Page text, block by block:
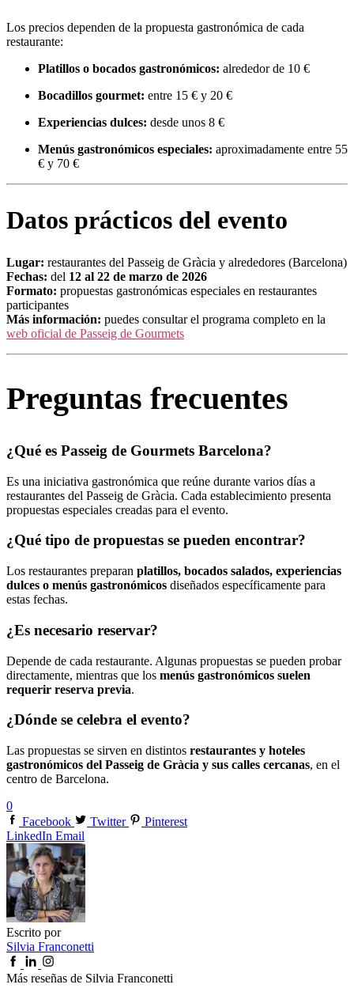
Los precios dependen de la propuesta gastronómica de cada
restaurante:
Platillos o bocados gastronómicos: alrededor de 10 €
Bocadillos gourmet: entre 15 € y 20 €
Experiencias dulces: desde unos 8 €
Menús gastronómicos especiales: aproximadamente entre 55
€ y 70 €
Datos prácticos del evento
Lugar: restaurantes del Passeig de Gràcia y alrededores (Barcelona)
Fechas: del 12 al 22 de marzo de 2026
Formato: propuestas gastronómicas especiales en restaurantes
participantes
Más información: puedes consultar el programa completo en la
web oficial de Passeig de Gourmets
Preguntas frecuentes
¿Qué es Passeig de Gourmets Barcelona?
Es una iniciativa gastronómica que reúne durante varios días a
restaurantes del Passeig de Gràcia. Cada establecimiento presenta
propuestas especiales creadas para el evento.
¿Qué tipo de propuestas se pueden encontrar?
Los restaurantes preparan platillos, bocados salados, experiencias
dulces o menús gastronómicos diseñados específicamente para
estas fechas.
¿Es necesario reservar?
Depende de cada restaurante. Algunas propuestas se pueden probar
directamente, mientras que los menús gastronómicos suelen
requerir reserva previa.
¿Dónde se celebra el evento?
Las propuestas se sirven en distintos restaurantes y hoteles
gastronómicos del Passeig de Gràcia y sus calles cercanas, en el
centro de Barcelona.
0
Facebook
Twitter
Pinterest
LinkedIn Email
Escrito por
Silvia Franconetti
Más reseñas de Silvia Franconetti